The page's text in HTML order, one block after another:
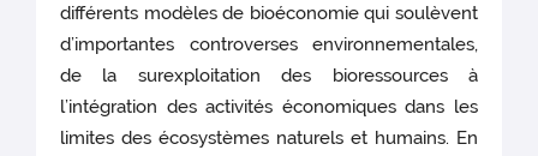
différents modèles de bioéconomie qui soulèvent
d’importantes controverses environnementales,
de la surexploitation des bioressources à
l’intégration des activités économiques dans les
limites des écosystèmes naturels et humains. En